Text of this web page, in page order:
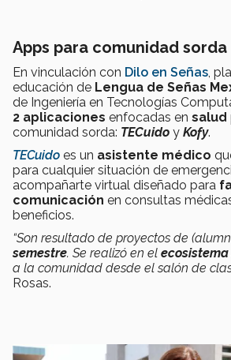
Apps para comunidad sorda
En vinculación con Dilo en Señas ,
educación de Lengua de Señas
de Ingeniería en Tecnologías
2 aplicaciones enfocadas en salud
comunidad sorda: TECuido y Kofy.
TECuido es un asistente médico
para cualquier situación de
acompañarte virtual diseñado para
comunicación en consultas
beneficios.
“Son resultado de proyectos de
semestre. Se realizó en el
a la comunidad desde el salón de
Rosas.